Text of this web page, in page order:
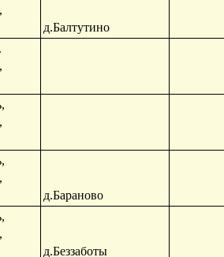
д.Балтутино
д.Бараново
д.Беззаботы